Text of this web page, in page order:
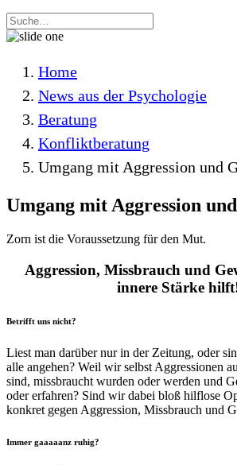
Home
News aus der Psychologie
Beratung
Konfliktberatung
Umgang mit Aggression und
Umgang mit Aggression
Zorn ist die Voraussetzung für den Mut.
Aggression, Missbrauch und
innere Stärke
Betrifft uns nicht?
Liest man darüber nur in der Zeitung, oder
alle angehen? Weil wir selbst Aggressionen
sind, missbraucht wurden oder werden und
oder erfahren? Sind wir dabei bloß hilflose
konkret gegen Aggression, Missbrauch und
Immer gaaaaanz ruhig?